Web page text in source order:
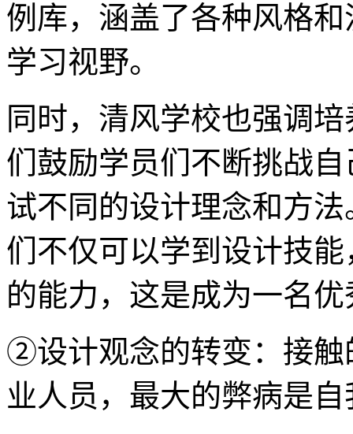
例库，涵盖了各种风格
学习视野。
同时，清风学校也强调
们鼓励学员们不断挑战
试不同的设计理念和方
们不仅可以学到设计技
的能力，这是成为一名
②设计观念的转变：接触
业人员，最大的弊病是